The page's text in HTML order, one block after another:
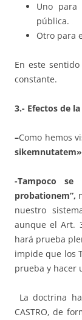
Uno para
pública.
Otro para
En este
constante.
3.- Efectos de
–Como hemos
sikemnutatem»
-Tampoco
probationem”,
nuestro
aunque el Art.
hará prueba
impide que los
prueba y hacer
La doctrina
CASTRO, de